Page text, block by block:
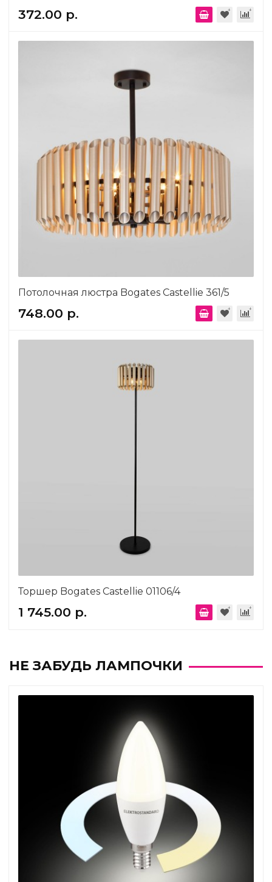
372.00 р.
Потолочная люстра Bogates Castellie 361/5
748.00 р.
Торшер Bogates Castellie 01106/4
1 745.00 р.
НЕ ЗАБУДЬ ЛАМПОЧКИ